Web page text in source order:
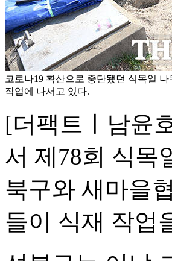
코로나19 확산으로 중단됐던 식목일
작업에 나서고 있다.
[더팩트ㅣ남윤
서 제78회 식목
북구와 새마을
들이 식재 작업